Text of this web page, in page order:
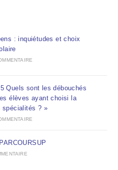
: inquiétudes et choix
Quels sont les débouchés
élèves ayant choisi la
spécialités ? »